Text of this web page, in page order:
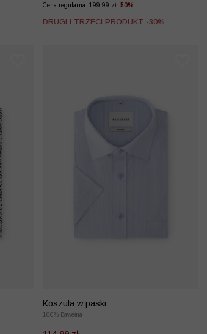
Cena regularna: 199,99 zł -50%
DRUGI I TRZECI PRODUKT -30%
Koszula w paski
100% Bawełna